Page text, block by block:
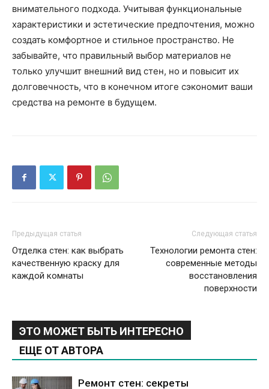
внимательного подхода. Учитывая функциональные
характеристики и эстетические предпочтения, можно
создать комфортное и стильное пространство. Не
забывайте, что правильный выбор материалов не
только улучшит внешний вид стен, но и повысит их
долговечность, что в конечном итоге сэкономит ваши
средства на ремонте в будущем.
Предыдущая статья
Отделка стен: как выбрать
качественную краску для
каждой комнаты
Следующая статья
Технологии ремонта стен:
современные методы
восстановления
поверхности
ЭТО МОЖЕТ БЫТЬ ИНТЕРЕСНО
ЕЩЕ ОТ АВТОРА
Ремонт стен: секреты